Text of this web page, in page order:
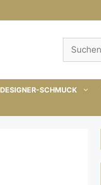
Suchen
nach:
DESIGNER-SCHMUCK